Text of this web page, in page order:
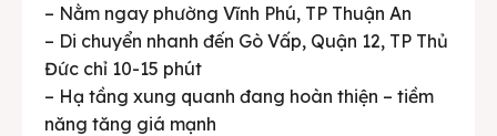
– Nằm ngay phường Vĩnh Phú, TP Thuận An
– Di chuyển nhanh đến Gò Vấp, Quận 12, TP Thủ
Đức chỉ 10-15 phút
– Hạ tầng xung quanh đang hoàn thiện – tiềm
năng tăng giá mạnh